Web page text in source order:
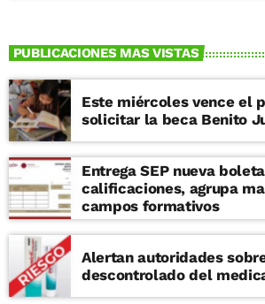
para jóvenes y familias. “Estamos listas y
listos para desarrollar la
de este año, con lo que
este tipo de deportes
personas sin excepción.
aprender de boxeo, se
pasar un gran momento”,
director de la Cecufid,
Las personas interesadas
llevar ropa deportiva y
vivir una gran
CDER, ubicado en
colonia Vasco de
Michoacán.
PUBLICACIONES MAS VISTAS
Este miércoles vence el
solicitar la beca Benito
Entrega SEP nueva
calificaciones, agrupa
campos formativos
Alertan autoridades
descontrolado del